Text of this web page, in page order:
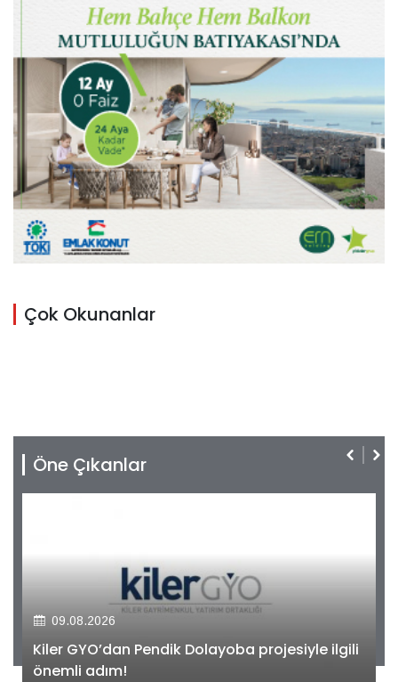
Çok Okunanlar
Öne Çıkanlar
09.08.2026
Kiler GYO’dan Pendik Dolayoba projesiyle ilgili
önemli adım!